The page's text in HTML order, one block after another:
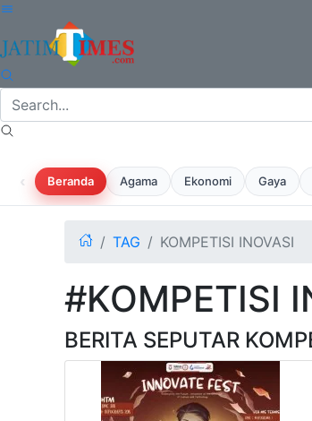
‹ Beranda Agama Ekonomi Gaya
TAG KOMPETISI INOVASI
#KOMPETISI
BERITA SEPUTAR